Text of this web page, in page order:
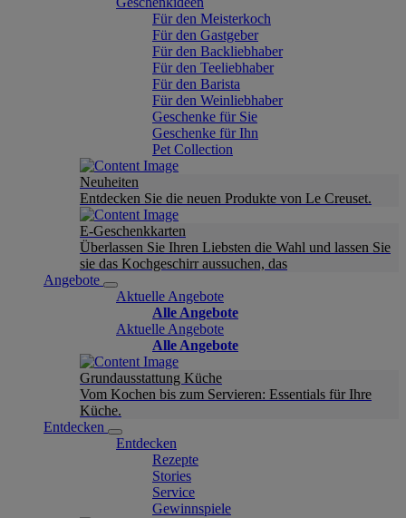
Für den Meisterkoch
Für den Gastgeber
Für den Backliebhaber
Für den Teeliebhaber
Für den Barista
Für den Weinliebhaber
Geschenke für Sie
Geschenke für Ihn
Pet Collection
Neuheiten
Entdecken Sie die neuen Produkte von Le Creuset.
E-Geschenkkarten
Überlassen Sie Ihren Liebsten die Wahl und lassen Sie
sie das Kochgeschirr aussuchen, das
Angebote
Aktuelle Angebote
Alle Angebote
Aktuelle Angebote
Alle Angebote
Grundausstattung Küche
Vom Kochen bis zum Servieren: Essentials für Ihre
Küche.
Entdecken
Entdecken
Rezepte
Stories
Service
Gewinnspiele